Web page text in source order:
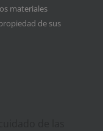
materiales
de sus